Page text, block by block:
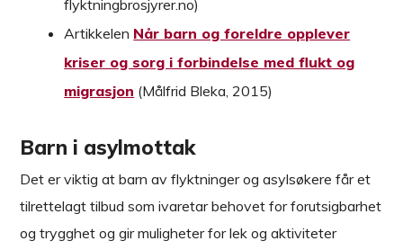
flyktningbrosjyrer.no)
Artikkelen Når barn og foreldre opplever
kriser og sorg i forbindelse med flukt og
migrasjon (Målfrid Bleka, 2015)
Barn i asylmottak
Det er viktig at barn av flyktninger og asylsøkere får et
tilrettelagt tilbud som ivaretar behovet for forutsigbarhet
og trygghet og gir muligheter for lek og aktiviteter